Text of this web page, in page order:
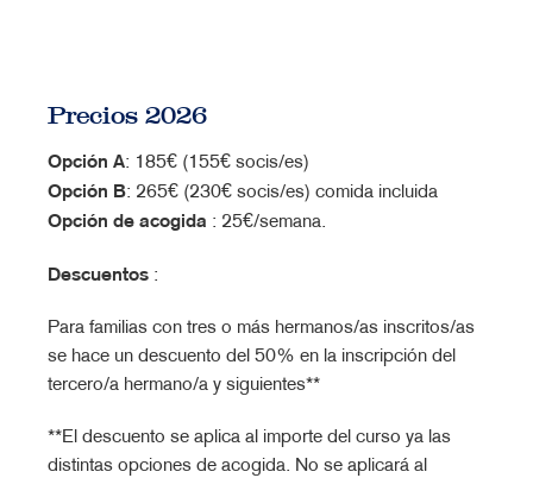
Precios 2026
Opción A: 185€ (155€ socis/es)
Opción B: 265€ (230€ socis/es) comida incluida
Opción de acogida : 25€/semana.
Descuentos :
Para familias con tres o más hermanos/as inscritos/as
se hace un descuento del 50% en la inscripción del
tercero/a hermano/a y siguientes**
**El descuento se aplica al importe del curso ya las
distintas opciones de acogida. No se aplicará al